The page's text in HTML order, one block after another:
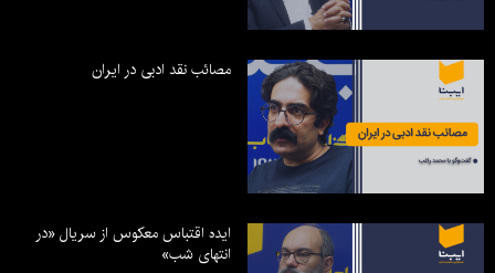
مصائب نقد ادبی در ایران
ایده اقتباس معکوس از سریال «در
انتهای شب»